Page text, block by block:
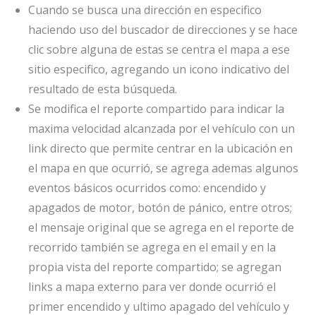
Cuando se busca una dirección en especifico
haciendo uso del buscador de direcciones y se hace
clic sobre alguna de estas se centra el mapa a ese
sitio especifico, agregando un icono indicativo del
resultado de esta búsqueda.
Se modifica el reporte compartido para indicar la
maxima velocidad alcanzada por el vehículo con un
link directo que permite centrar en la ubicación en
el mapa en que ocurrió, se agrega ademas algunos
eventos básicos ocurridos como: encendido y
apagados de motor, botón de pánico, entre otros;
el mensaje original que se agrega en el reporte de
recorrido también se agrega en el email y en la
propia vista del reporte compartido; se agregan
links a mapa externo para ver donde ocurrió el
primer encendido y ultimo apagado del vehículo y